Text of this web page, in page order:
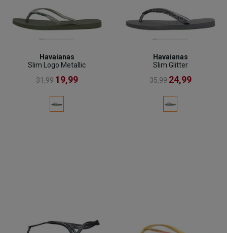
Havaianas
Slim Logo Metallic
31,99 19,99
Havaianas
Slim Glitter
35,99 24,99